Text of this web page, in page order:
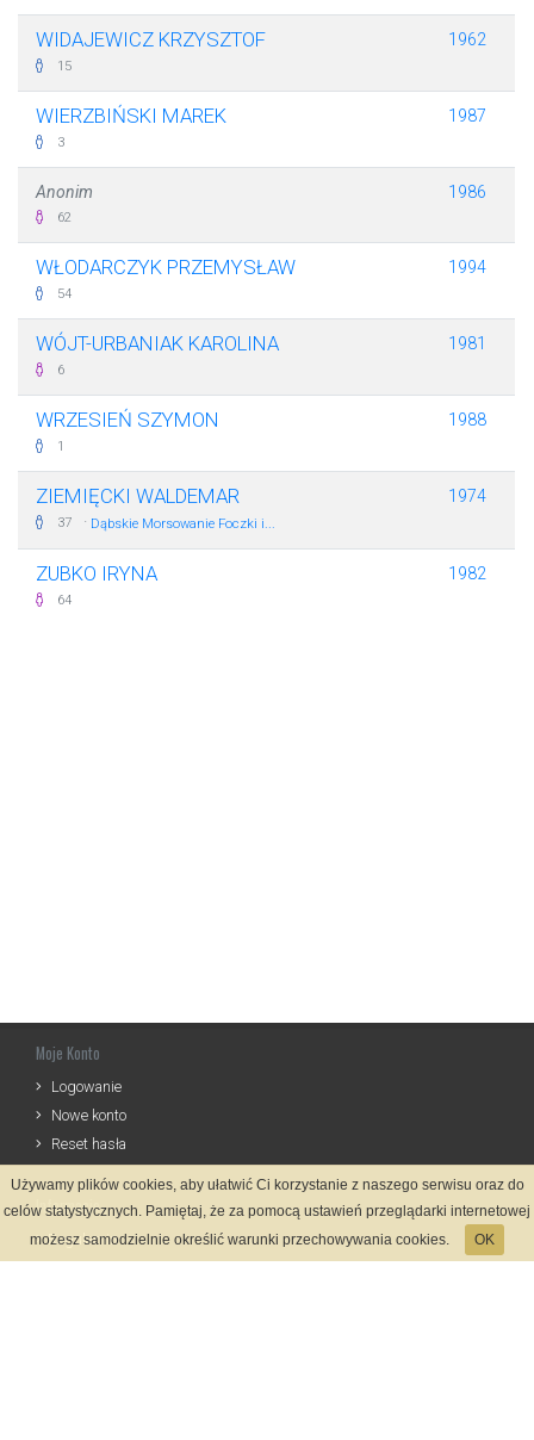
WIDAJEWICZ KRZYSZTOF
15
1962
WIERZBIŃSKI MAREK
3
1987
Anonim
62
1986
WŁODARCZYK PRZEMYSŁAW
54
1994
WÓJT-URBANIAK KAROLINA
6
1981
WRZESIEŃ SZYMON
1
1988
ZIEMIĘCKI WALDEMAR
37 · Dąbskie Morsowanie Foczki i...
1974
ZUBKO IRYNA
64
1982
Moje Konto
Logowanie
Nowe konto
Reset hasła
Informacje
Regulamin
Używamy plików cookies, aby ułatwić Ci korzystanie z naszego serwisu oraz do
celów statystycznych. Pamiętaj, że za pomocą ustawień przeglądarki internetowej
możesz samodzielnie określić warunki przechowywania cookies.
OK